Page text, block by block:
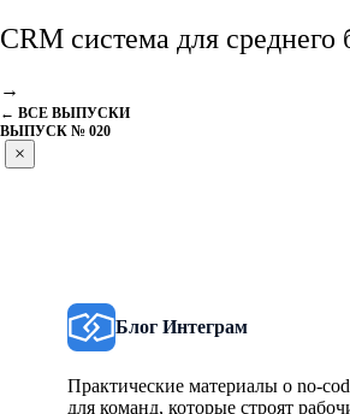
CRM система для среднего
→
← ВСЕ ВЫПУСКИ
ВЫПУСК № 020
×
Блог Интеграм
Практические материалы о no-
для команд, которые строят